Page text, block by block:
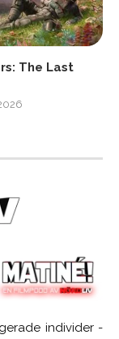
The Last
individer -